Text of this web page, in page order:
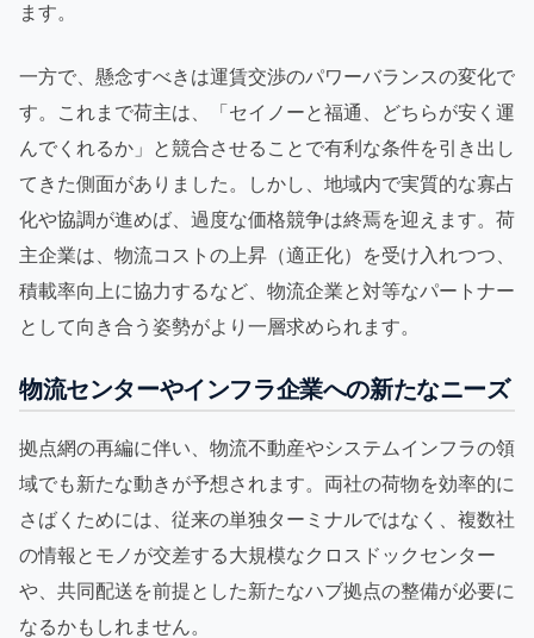
ます。
一方で、懸念すべきは運賃交渉のパワーバランスの変化で
す。これまで荷主は、「セイノーと福通、どちらが安く運
んでくれるか」と競合させることで有利な条件を引き出し
てきた側面がありました。しかし、地域内で実質的な寡占
化や協調が進めば、過度な価格競争は終焉を迎えます。荷
主企業は、物流コストの上昇（適正化）を受け入れつつ、
積載率向上に協力するなど、物流企業と対等なパートナー
として向き合う姿勢がより一層求められます。
物流センターやインフラ企業への新たなニーズ
拠点網の再編に伴い、物流不動産やシステムインフラの領
域でも新たな動きが予想されます。両社の荷物を効率的に
さばくためには、従来の単独ターミナルではなく、複数社
の情報とモノが交差する大規模なクロスドックセンター
や、共同配送を前提とした新たなハブ拠点の整備が必要に
なるかもしれません。